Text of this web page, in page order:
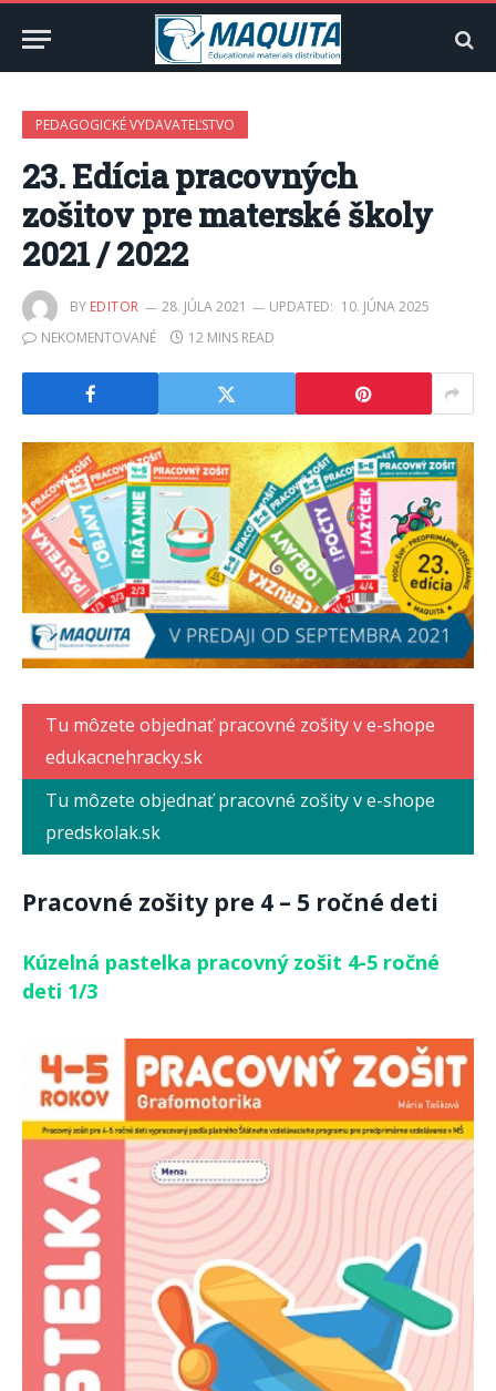
PEDAGOGICKÉ VYDAVATEĽSTVO
23. Edícia pracovných
zošitov pre materské školy
2021 / 2022
BY EDITOR 28. JÚLA 2021 UPDATED: 10. JÚNA 2025
NEKOMENTOVANÉ
12 MINS READ
Tu môzete objednať pracovné zošity v e-shope
edukacnehracky.sk
Tu môzete objednať pracovné zošity v e-shope
predskolak.sk
Pracovné zošity pre 4 – 5 ročné deti
Kúzelná pastelka pracovný zošit 4-5 ročné
deti 1/3